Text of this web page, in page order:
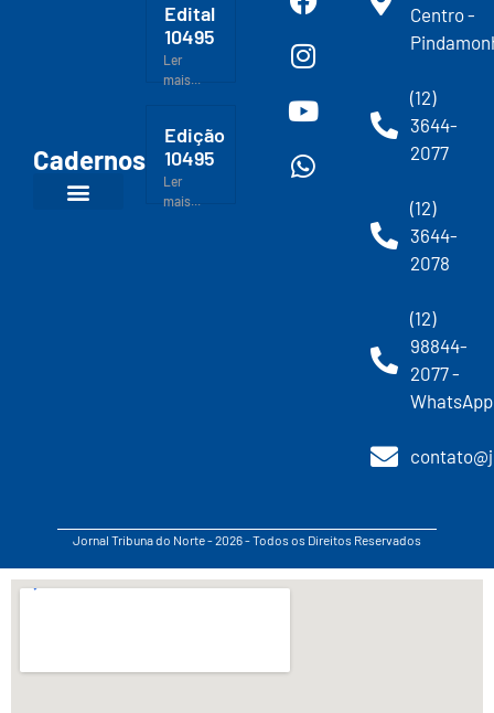
Cadernos
Edital
10495
Ler
mais...
Edição
10495
Ler
mais...
Centro -
(12)
3644-
2077
(12)
3644-
2078
(12)
98844-
2077 -
WhatsApp
Jornal Tribuna do Norte - 2026 - Todos os Direitos Reservados